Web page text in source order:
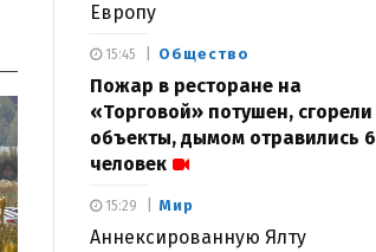
Европу
Общество
Пожар в ресторане на
«Торговой» потушен, сгорели
объекты, дымом отравились 6
человек
15:45
Мир
Аннексированную Ялту
15:29